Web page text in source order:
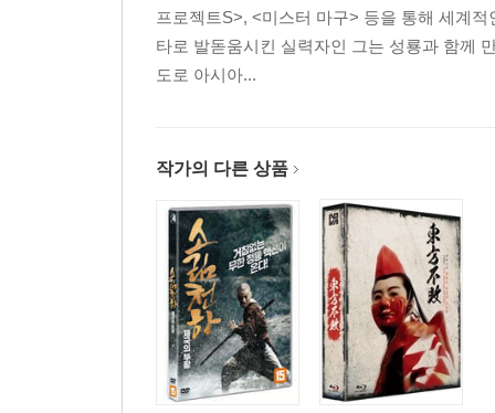
프로젝트S>, <미스터 마구> 등을 통해 세계
타로 발돋움시킨 실력자인 그는 성룡과 함께
도로 아시아...
작가의 다른 상품